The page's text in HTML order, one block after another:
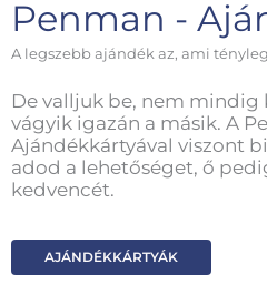
Penman -
A legszebb ajándék az, ami
De valljuk be, nem
vágyik igazán a másik. A
Ajándékkártyával viszont
adod a lehetőséget, ő
kedvencét.
AJÁNDÉKKÁRTYÁK